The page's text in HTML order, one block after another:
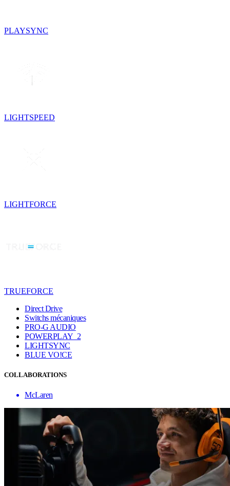
PLAYSYNC
LIGHTSPEED
LIGHTFORCE
TRUEFORCE
Direct Drive
Switchs mécaniques
PRO-G AUDIO
POWERPLAY 2
LIGHTSYNC
BLUE VO!CE
COLLABORATIONS
McLaren